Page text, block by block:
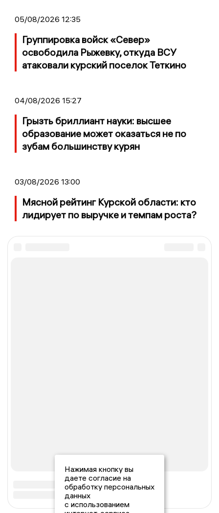
05/08/2026 12:35
Группировка войск «Север»
освободила Рыжевку, откуда ВСУ
атаковали курский поселок Теткино
04/08/2026 15:27
Грызть бриллиант науки: высшее
образование может оказаться не по
зубам большинству курян
03/08/2026 13:00
Мясной рейтинг Курской области: кто
лидирует по выручке и темпам роста?
Нажимая кнопку вы
даете согласие на
обработку персональных
данных
с использованием